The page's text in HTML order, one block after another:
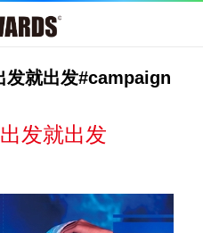
发就出发#campaign
发就出发